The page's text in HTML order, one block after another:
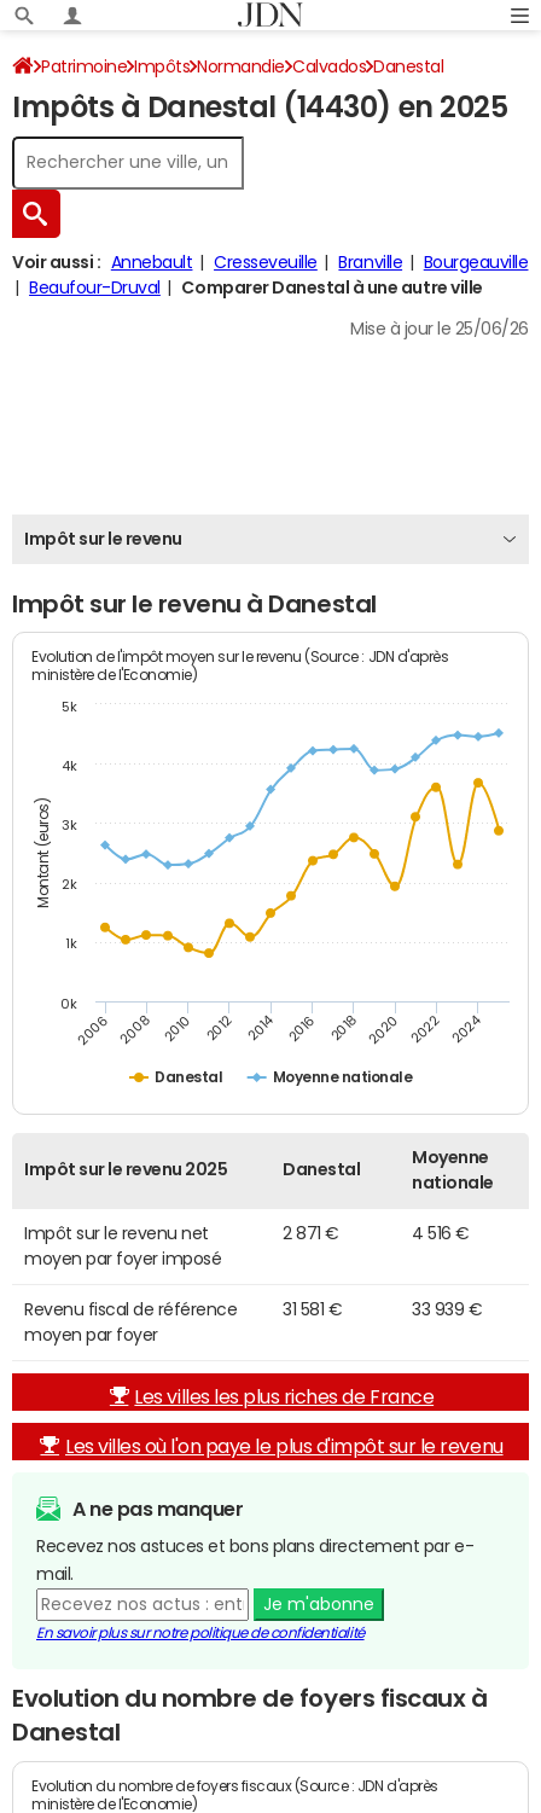
Patrimoine Impôts Normandie Calvados Danestal
Impôt sur le revenu
Impôts à Danestal (14430) en 2025
Voir aussi : Annebault Cresseveuille Branville
Bourgeauville
Beaufour-Druval
Comparer Danestal à une autre ville
Mise à jour le 25/06/26
Impôt sur le revenu
Impôt sur le revenu à Danestal
Montant (euros)
Evolution de l'impôt moyen sur le revenu (Source : JDN d'après
ministère de l'Economie)
Danestal Moyenne nationale
2006 2008 2010 2012 2014 2016 2018 2020 2022 2024
0k
1k
2k
3k
4k
5k
Impôt sur le revenu 2025 Danestal
Moyenne
nationale
Impôt sur le revenu net
moyen par foyer imposé
2 871 € 4 516 €
Revenu fiscal de référence
moyen par foyer
31 581 € 33 939 €
Les villes les plus riches de France
Les villes où l'on paye le plus d'impôt sur le revenu
A ne pas manquer
Recevez nos astuces et bons plans directement par e-
mail.
Je m'abonne
En savoir plus sur notre politique de confidentialité
Evolution du nombre de foyers fiscaux à
Danestal
Evolution du nombre de foyers fiscaux (Source : JDN d'après
ministère de l'Economie)